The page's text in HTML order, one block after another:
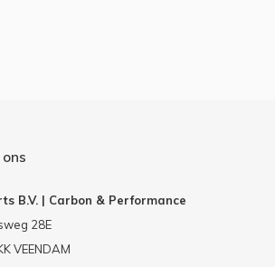
B.V. | Carbon & Performance
28E
VEENDAM